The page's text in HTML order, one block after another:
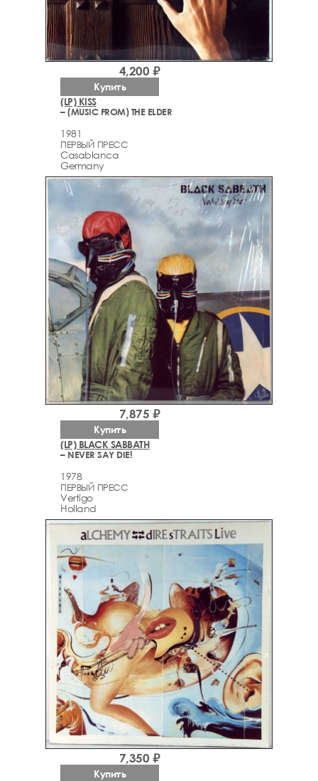
(LP) KISS
– (MUSIC FROM) THE ELDER
1981
ПЕРВЫЙ ПРЕСС
Casablanca
Germany
4,200 ₽
Купить
(LP) BLACK SABBATH
– NEVER SAY DIE!
1978
ПЕРВЫЙ ПРЕСС
Vertigo
Holland
7,875 ₽
Купить
7,350 ₽
Купить